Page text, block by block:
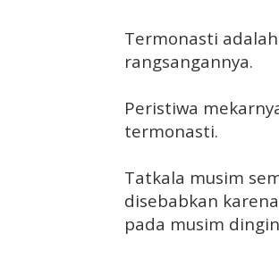
Termonasti
rangsangannya.
Peristiwa
termonasti.
Tatkala musim
disebabkan
pada musim